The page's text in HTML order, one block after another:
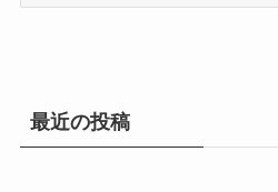
最近の投稿